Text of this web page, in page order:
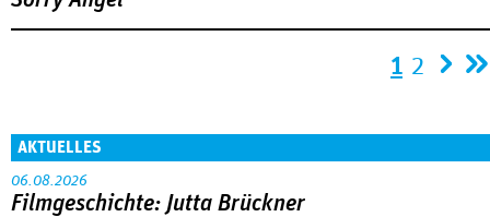
1 2
AKTUELLES
06.08.2026
Filmgeschichte: Jutta Brückner